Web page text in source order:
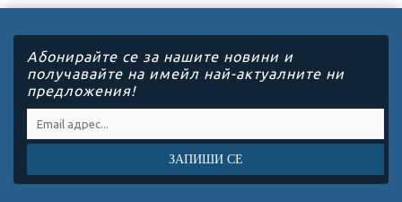
Абонирайте се за нашите новини и
получавайте на имейл най-актуалните ни
предложения!
ЗАПИШИ СЕ